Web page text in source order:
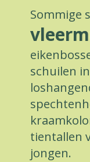
Sommige
schuilen
tientallen
jongen.